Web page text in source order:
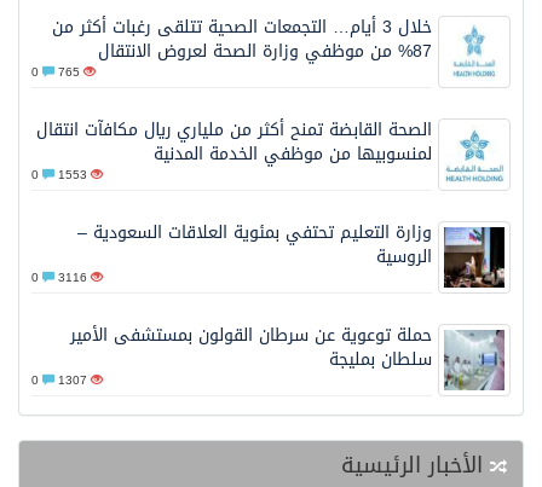
خلال 3 أيام… التجمعات الصحية تتلقى رغبات أكثر من
87% من موظفي وزارة الصحة لعروض الانتقال
765
الصحة القابضة تمنح أكثر من ملياري ريال مكافآت انتقال
لمنسوبيها من موظفي الخدمة المدنية
1553
وزارة التعليم تحتفي بمئوية العلاقات السعودية –
الروسية
3116
حملة توعوية عن سرطان القولون بمستشفى الأمير
سلطان بمليجة
1307
الأخبار الرئيسية